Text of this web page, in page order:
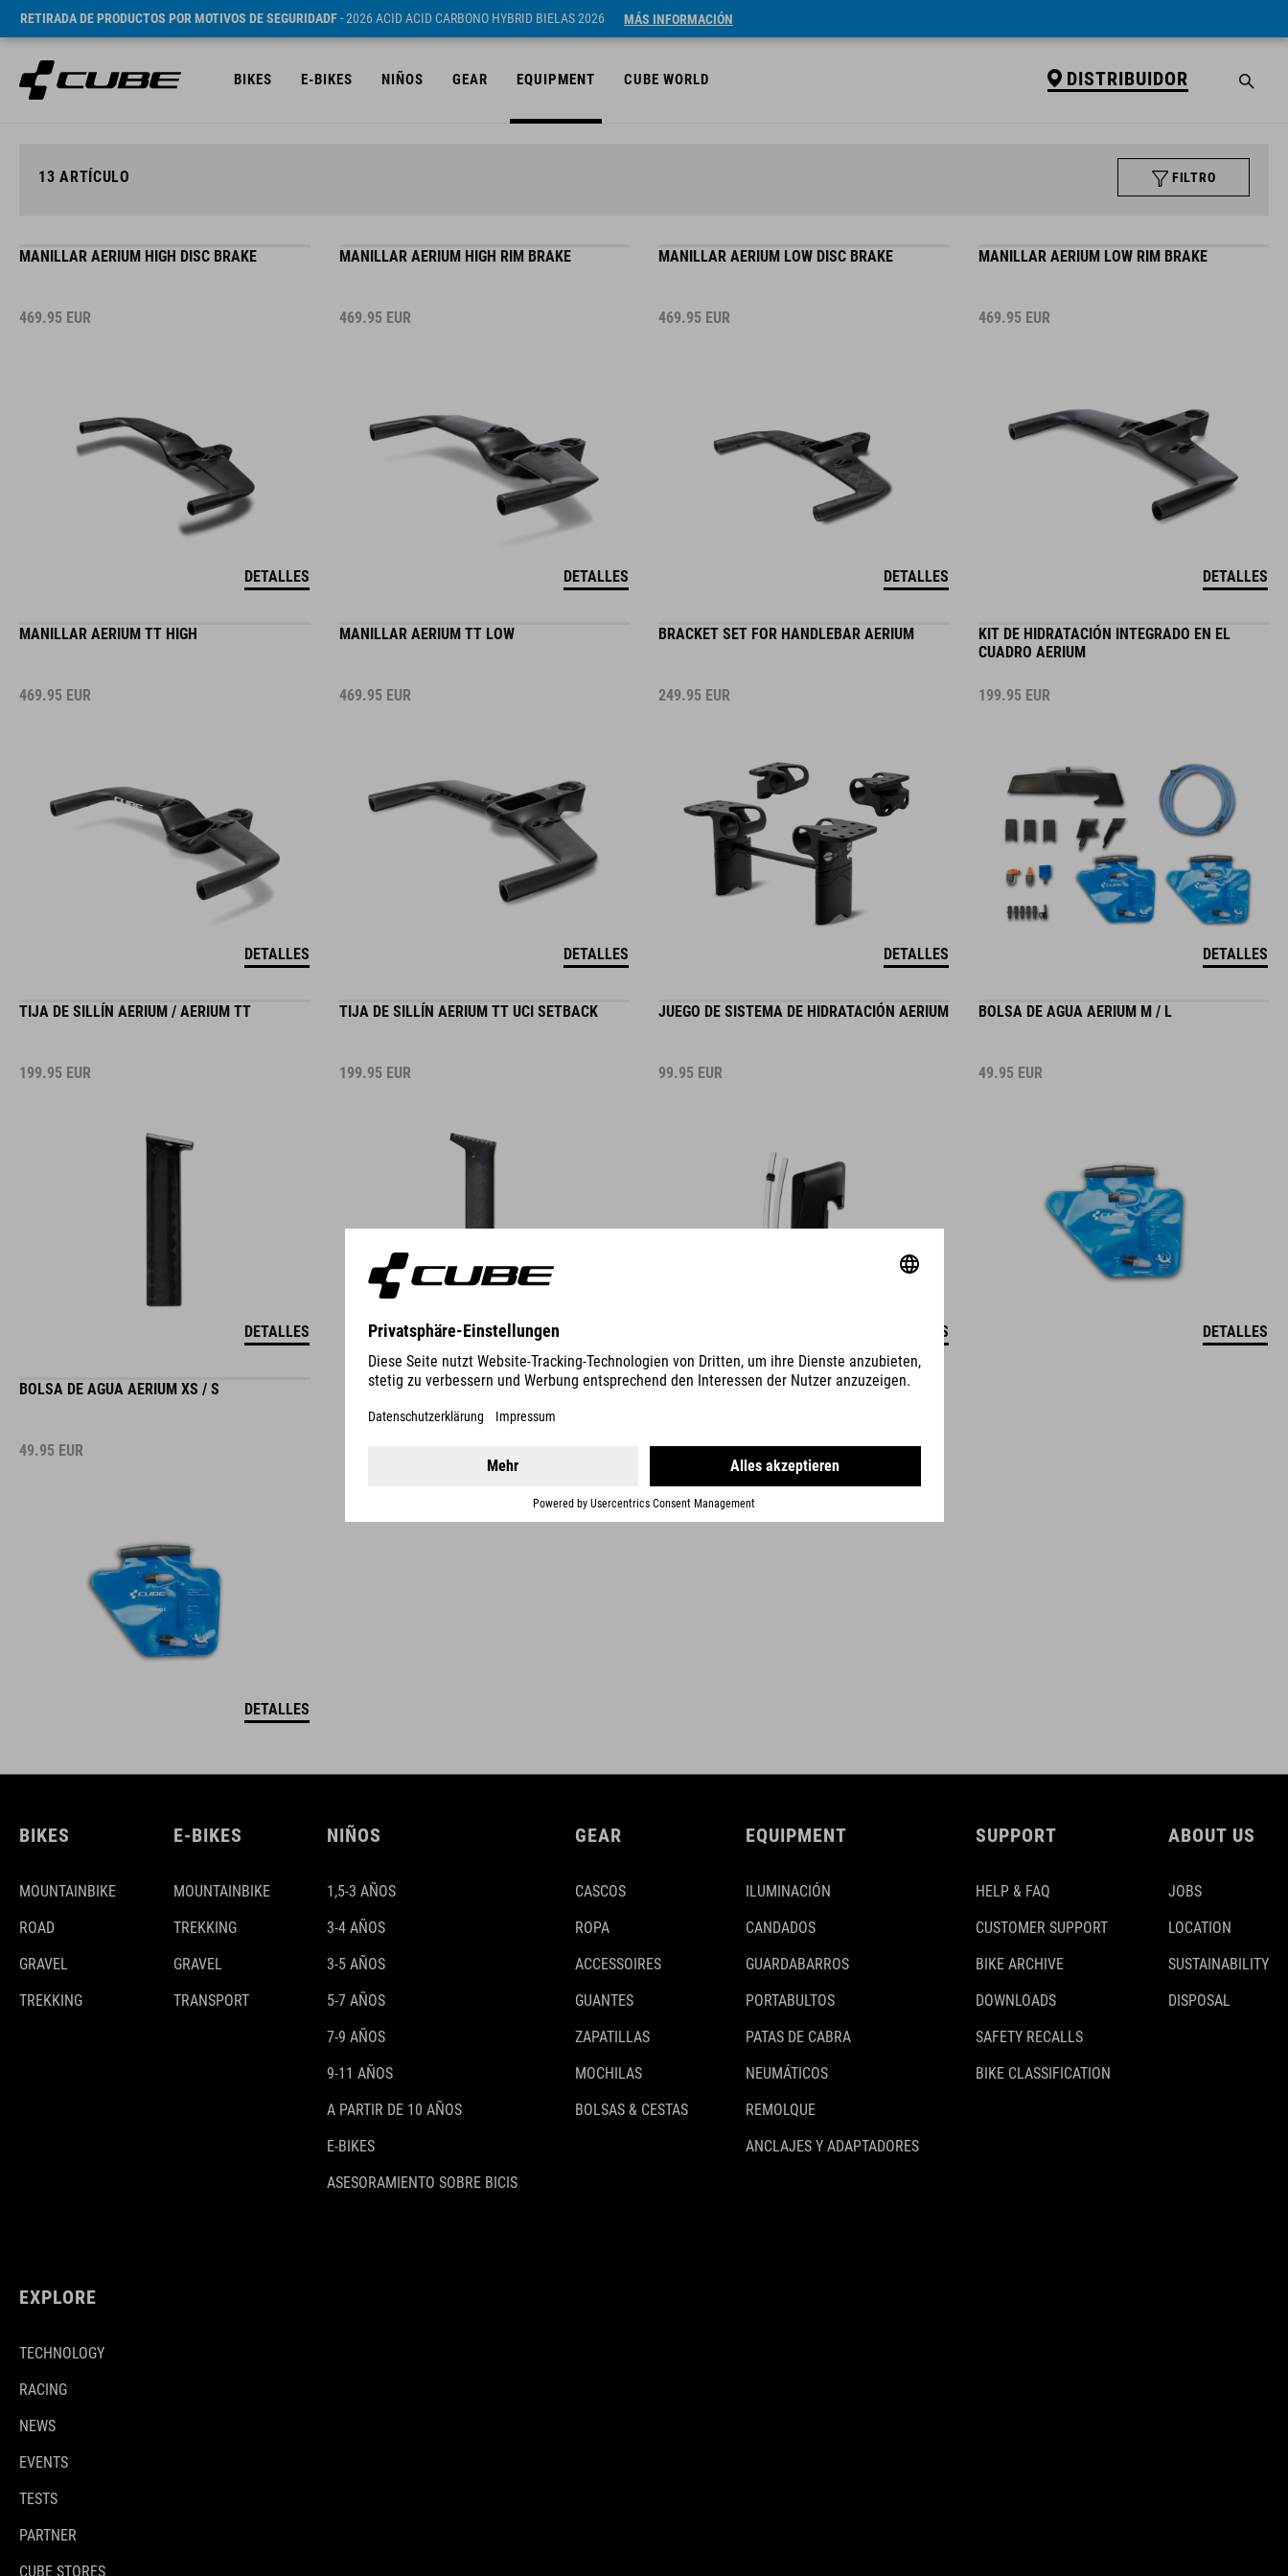
RETIRADA DE PRODUCTOS POR MOTIVOS DE SEGURIDADF- 2026 ACID ACID CARBONO HYBRID BIELAS 2026 MÁS INFORMACIÓN
BIKES E-BIKES NIÑOS GEAR EQUIPMENT CUBE WORLD DISTRIBUIDOR
13 ARTÍCULO FILTRO
MANILLAR AERIUM HIGH DISC BRAKE
469.95 EUR
DETALLES
MANILLAR AERIUM HIGH RIM BRAKE
469.95 EUR
DETALLES
MANILLAR AERIUM LOW DISC BRAKE
469.95 EUR
DETALLES
MANILLAR AERIUM LOW RIM BRAKE
469.95 EUR
DETALLES
MANILLAR AERIUM TT HIGH
469.95 EUR
DETALLES
MANILLAR AERIUM TT LOW
469.95 EUR
DETALLES
BRACKET SET FOR HANDLEBAR AERIUM
249.95 EUR
DETALLES
KIT DE HIDRATACIÓN INTEGRADO EN EL
CUADRO AERIUM
199.95 EUR
DETALLES
TIJA DE SILLÍN AERIUM / AERIUM TT
199.95 EUR
DETALLES
TIJA DE SILLÍN AERIUM TT UCI SETBACK
199.95 EUR
JUEGO DE SISTEMA DE HIDRATACIÓN AERIUM
99.95 EUR
DETALLES
BOLSA DE AGUA AERIUM M / L
49.95 EUR
DETALLES
BOLSA DE AGUA AERIUM XS / S
49.95 EUR
DETALLES
BIKES
MOUNTAINBIKE
ROAD
GRAVEL
TREKKING
E-BIKES
MOUNTAINBIKE
TREKKING
GRAVEL
TRANSPORT
NIÑOS
1,5-3 AÑOS
3-4 AÑOS
3-5 AÑOS
5-7 AÑOS
7-9 AÑOS
9-11 AÑOS
A PARTIR DE 10 AÑOS
E-BIKES
ASESORAMIENTO SOBRE BICIS
GEAR
CASCOS
ROPA
ACCESSOIRES
GUANTES
ZAPATILLAS
MOCHILAS
BOLSAS & CESTAS
EQUIPMENT
ILUMINACIÓN
CANDADOS
GUARDABARROS
PORTABULTOS
PATAS DE CABRA
NEUMÁTICOS
REMOLQUE
ANCLAJES Y ADAPTADORES
SUPPORT
HELP & FAQ
CUSTOMER SUPPORT
BIKE ARCHIVE
DOWNLOADS
SAFETY RECALLS
BIKE CLASSIFICATION
ABOUT US
JOBS
LOCATION
SUSTAINABILITY
DISPOSAL
EXPLORE
TECHNOLOGY
RACING
NEWS
EVENTS
TESTS
PARTNER
CUBE STORES